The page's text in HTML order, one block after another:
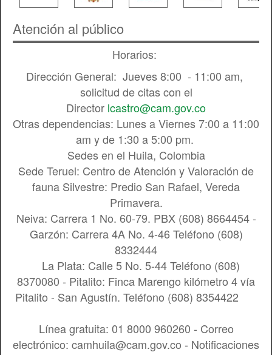
Atención al público
Horarios:
Dirección General: Jueves 8:00 - 11:00 am,
solicitud de citas con el
Director lcastro@cam.gov.co
Otras dependencias: Lunes a Viernes 7:00 a 11:00
am y de 1:30 a 5:00 pm.
Sedes en el Huila, Colombia
Sede Teruel: Centro de Atención y Valoración de
fauna Silvestre: Predio San Rafael, Vereda
Primavera.
Neiva: Carrera 1 No. 60-79. PBX (608) 8664454 -
Garzón: Carrera 4A No. 4-46 Teléfono (608)
8332444
La Plata: Calle 5 No. 5-44 Teléfono (608)
8370080 - Pitalito: Finca Marengo kilómetro 4 vía
Pitalito - San Agustín. Teléfono (608) 8354422
Línea gratuita: 01 8000 960260 - Correo
electrónico: camhuila@cam.gov.co - Notificaciones